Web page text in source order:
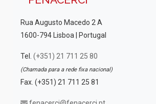
Rua Augusto Macedo 2 A
1600-794 Lisboa | Portugal
Tel. (+351) 21 711 25 80
(Chamada para a rede fixa nacional)
Fax. (+351) 21 711 25 81